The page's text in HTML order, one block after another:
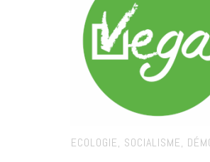
ECOLOGIE, SOCIALISME,